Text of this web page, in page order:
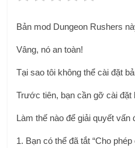
Bản mod Dungeon Rushers
Vâng, nó an toàn!
Tại sao tôi không thể cài đặt
Trước tiên, bạn cần gỡ cài đặt
Làm thế nào để giải quyết vấn
1. Bạn có thể đã tắt “Cho